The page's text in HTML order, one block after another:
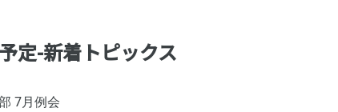
定-新着トピックス
7月例会